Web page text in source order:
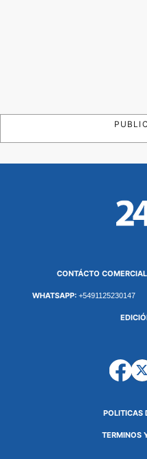
CONTÁCTO
WHATSAPP: +5491125230147
POLITICAS
TERMINOS